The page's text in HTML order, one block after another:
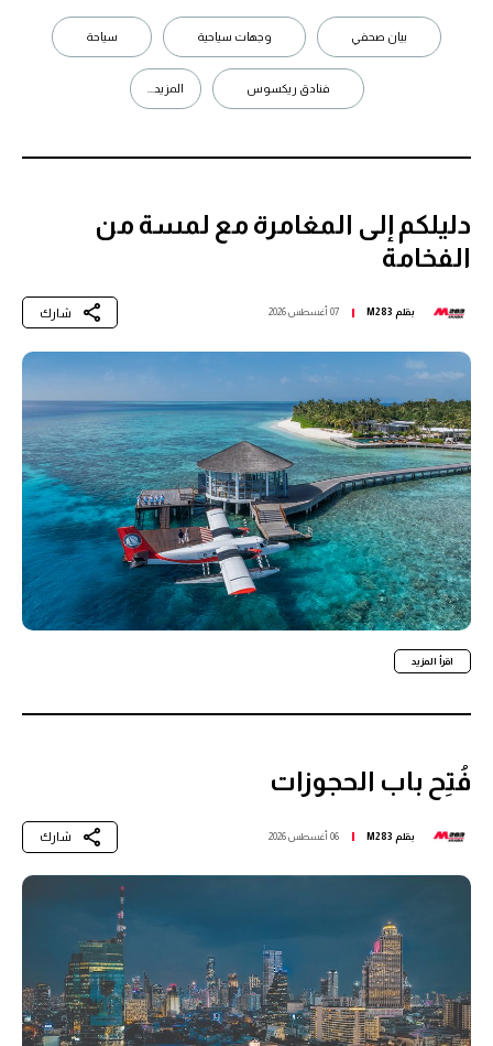
بيان صحفي وجهات سياحية سياحة
فنادق ريكسوس المزيد...
دليلكم إلى المغامرة مع لمسة من
الفخامة
بقلم M283 07 أغسطس 2026 شارك
اقرأ المزيد
فُتِح باب الحجوزات
بقلم M283 06 أغسطس 2026 شارك